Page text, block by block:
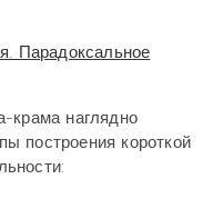
Парадоксальное
крама наглядно
построения короткой